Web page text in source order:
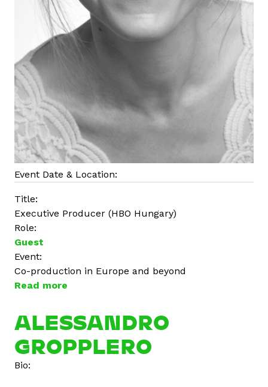
Event Date & Location:
Title:
Executive Producer (HBO Hungary)
Role:
Guest
Event:
Co-production in Europe and beyond
Read more
o
u
t
A
ALESSANDRO
GROPPLERO
Bio: